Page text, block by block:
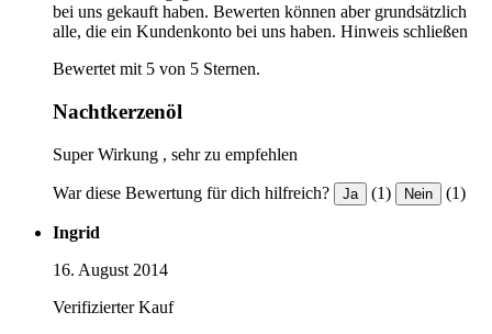
bei uns gekauft haben. Bewerten können aber grundsätzlich
alle, die ein Kundenkonto bei uns haben. Hinweis schließen
Bewertet mit 5 von 5 Sternen.
Nachtkerzenöl
Super Wirkung , sehr zu empfehlen
War diese Bewertung für dich hilfreich? Ja (1) Nein (1)
Ingrid
16. August 2014
Verifizierter Kauf